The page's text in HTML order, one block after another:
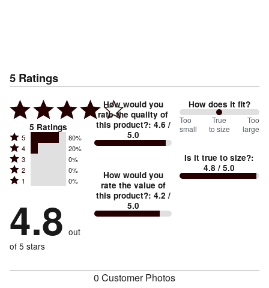
5 Ratings
5 Ratings
Rated
5
stars
by
reviewers
5 80%
Rated
4
stars
by
of
reviewers
4 20%
Rated
3
stars
0%
of
reviewers
3 0%
Rated
2
by
0%
reviewers
2 0%
Rated
stars
by
0%
of
1 0%
4.8 out
of 5 stars
How would you
rate the quality of
this product?: 4.6 /
5.0
How would you
rate the value of
this product?: 4.2 /
5.0
How does it fit?
100
between
small
and
Too
small
True
to size
Too
large
Is it true to size?:
4.8 / 5.0
0 Customer Photos